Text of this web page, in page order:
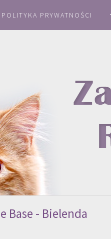
POLITYKA PRYWATNOŚCI
Base - Bielenda